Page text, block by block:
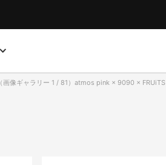
（画像ギャラリー 1 / 81）atmos pink × 9090 × FRUiTS